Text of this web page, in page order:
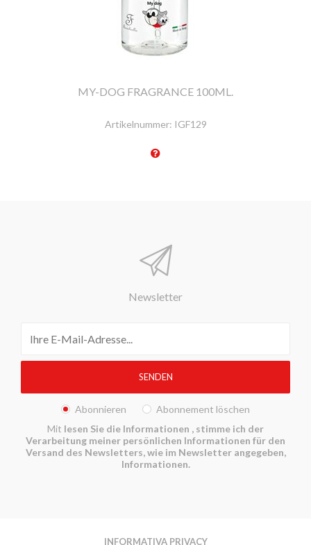
MY-DOG FRAGRANCE 100ML.
Artikelnummer: IGF129
Newsletter
Abonnieren
Abonnement löschen
Mit lesen Sie die Informationen , stimme ich der
Verarbeitung meiner persönlichen Informationen für den
Versand des Newsletters, wie im Newsletter angegeben,
Informationen.
INFORMATIVA PRIVACY